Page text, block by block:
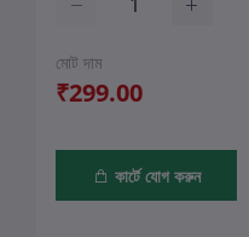
মোট দাম
₹299.00
কার্টে যোগ করুন